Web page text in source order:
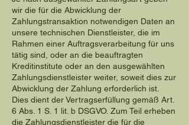
wir die für die Abwicklung der
Zahlungstransaktion notwendigen Daten an
unsere technischen Dienstleister, die im
Rahmen einer Auftragsverarbeitung für uns
tätig sind, oder an die beauftragten
Kreditinstitute oder an den ausgewählten
Zahlungsdienstleister weiter, soweit dies zur
Abwicklung der Zahlung erforderlich ist.
Dies dient der Vertragserfüllung gemäß Art.
6 Abs. 1 S. 1 lit. b DSGVO. Zum Teil erheben
die Zahlungsdienstleister die für die